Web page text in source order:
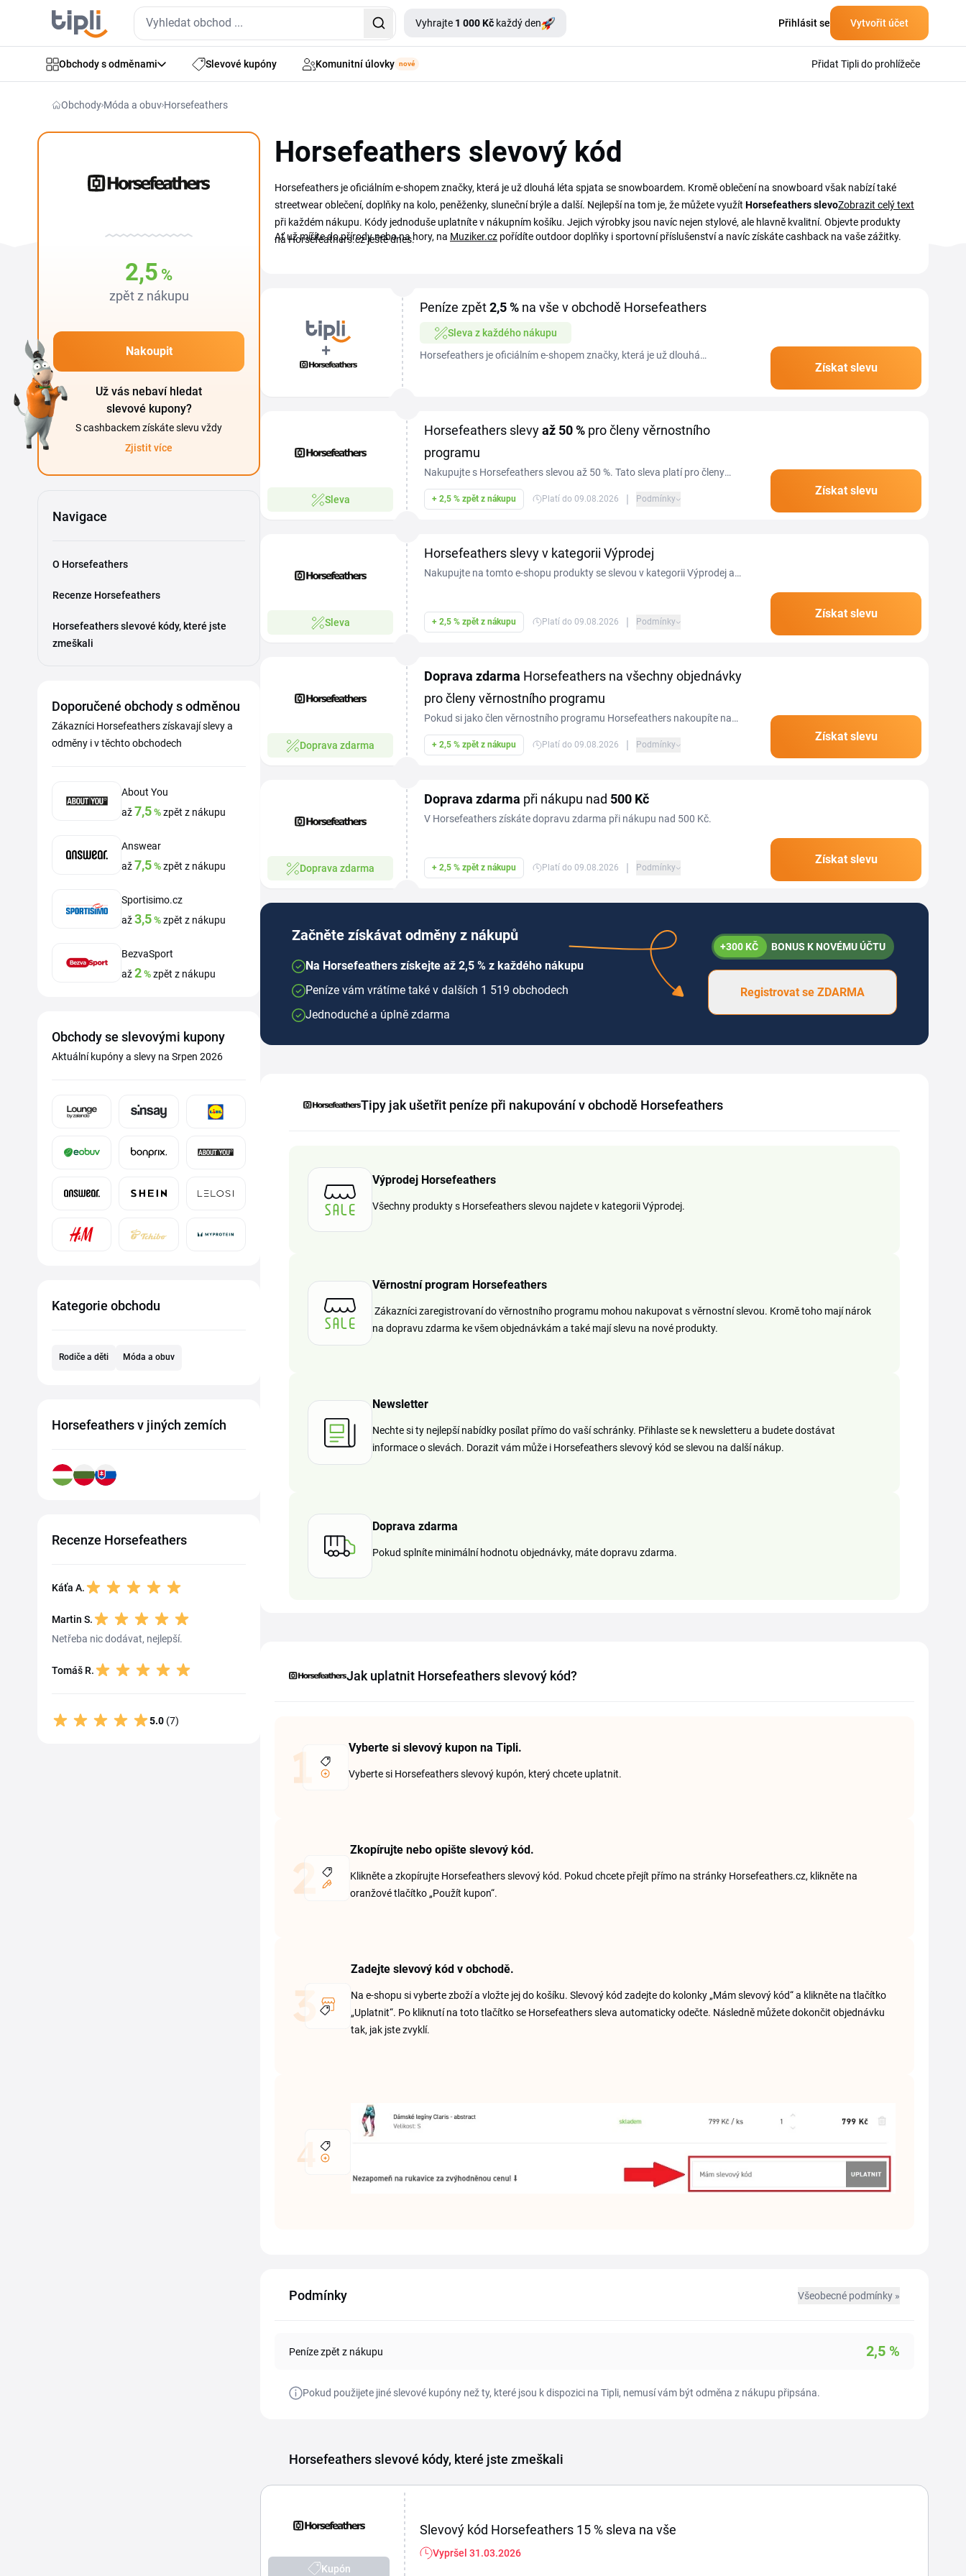
Vyhrajte 1 000 Kč každý den Přihlásit se Vytvořit účet
Obchody s odměnami Slevové kupóny Komunitní úlovky nové Přidat Tipli do prohlížeče
Obchody Móda a obuv Horsefeathers
2,5 %
zpět z nákupu
Nakoupit
Už vás nebaví hledat
slevové kupony?
S cashbackem získáte slevu vždy
Zjistit více
Navigace
O Horsefeathers
Recenze Horsefeathers
Horsefeathers slevové kódy, které jste
zmeškali
Doporučené obchody s odměnou
Zákazníci Horsefeathers získavají slevy a
odměny i v těchto obchodech
About You
až7,5%zpět z nákupu
Answear
až7,5%zpět z nákupu
Sportisimo.cz
až3,5%zpět z nákupu
BezvaSport
až2%zpět z nákupu
Obchody se slevovými kupony
Aktuální kupóny a slevy na Srpen 2026
Kategorie obchodu
Rodiče a děti Móda a obuv
Horsefeathers v jiných zemích
Recenze Horsefeathers
Káťa A.
Martin S.
Netřeba nic dodávat, nejlepší.
Tomáš R.
5.0 (7)
Horsefeathers slevový kód
Horsefeathers je oficiálním e-shopem značky, která je už dlouhá léta spjata se snowboardem. Kromě oblečení na snowboard však nabízí také
streetwear oblečení, doplňky na kolo, peněženky, sluneční brýle a další. Nejlepší na tom je, že můžete využít Horsefeathers slevový kóda ušetřit
při každém nákupu. Kódy jednoduše uplatníte v nákupním košíku. Jejich výrobky jsou navíc nejen stylové, ale hlavně kvalitní. Objevte produkty
na Horsefeathers.cz ještě dnes.
Ať už míříte do přírody nebo na hory, na Muziker.cz pořídíte outdoor doplňky i sportovní příslušenství a navíc získáte cashback na vaše zážitky.
Zobrazit celý text
Peníze zpět2,5 % na vše v obchodě Horsefeathers
Sleva z každého nákupu
Horsefeathers je oficiálním e-shopem značky, která je už dlouhá
Získat slevu
Sleva
Horsefeathers slevyaž 50 % pro členy věrnostního
programu
Nakupujte s Horsefeathers slevou až 50 %. Tato sleva platí pro členy
věrnostního programu.
+ 2,5 % zpět z nákupu Platí do 09.08.2026 | Podmínky
Získat slevu
Sleva
Horsefeathers slevy v kategorii Výprodej
Nakupujte na tomto e-shopu produkty se slevou v kategorii Výprodej a
+ 2,5 % zpět z nákupu Platí do 09.08.2026 | Podmínky
Získat slevu
Doprava zdarma
Doprava zdarma Horsefeathers na všechny objednávky
pro členy věrnostního programu
Pokud si jako člen věrnostního programu Horsefeathers nakoupíte na
tomto e-shopu, máte dopravu zdarma.
+ 2,5 % zpět z nákupu Platí do 09.08.2026 | Podmínky
Získat slevu
Doprava zdarma
Doprava zdarma při nákupu nad 500 Kč
V Horsefeathers získáte dopravu zdarma při nákupu nad 500 Kč.
+ 2,5 % zpět z nákupu Platí do 09.08.2026 | Podmínky
Získat slevu
Začněte získávat odměny z nákupů
Na Horsefeathers získejte až 2,5 % z každého nákupu
Peníze vám vrátíme také v dalších 1 519 obchodech
Jednoduché a úplně zdarma
+300 KČ BONUS K NOVÉMU ÚČTU
Registrovat se ZDARMA
Tipy jak ušetřit peníze při nakupování v obchodě Horsefeathers
Výprodej Horsefeathers
Všechny produkty s Horsefeathers slevou najdete v kategorii Výprodej.
Věrnostní program Horsefeathers
Zákazníci zaregistrovaní do věrnostního programu mohou nakupovat s věrnostní slevou. Kromě toho mají nárok
na dopravu zdarma ke všem objednávkám a také mají slevu na nové produkty.
Newsletter
Nechte si ty nejlepší nabídky posílat přímo do vaší schránky. Přihlaste se k newsletteru a budete dostávat
informace o slevách. Dorazit vám může i Horsefeathers slevový kód se slevou na další nákup.
Doprava zdarma
Pokud splníte minimální hodnotu objednávky, máte dopravu zdarma.
Jak uplatnit Horsefeathers slevový kód?
Vyberte si slevový kupon na Tipli.
Vyberte si Horsefeathers slevový kupón, který chcete uplatnit.
Zkopírujte nebo opište slevový kód.
Klikněte a zkopírujte Horsefeathers slevový kód. Pokud chcete přejít přímo na stránky Horsefeathers.cz, klikněte na
oranžové tlačítko „Použít kupon“.
Zadejte slevový kód v obchodě.
Na e-shopu si vyberte zboží a vložte jej do košíku. Slevový kód zadejte do kolonky „Mám slevový kód“ a klikněte na tlačítko
„Uplatnit“. Po kliknutí na toto tlačítko se Horsefeathers sleva automaticky odečte. Následně můžete dokončit objednávku
tak, jak jste zvyklí.
Podmínky Všeobecné podmínky »
Peníze zpět z nákupu 2,5 %
Pokud použijete jiné slevové kupóny než ty, které jsou k dispozici na Tipli, nemusí vám být odměna z nákupu připsána.
Horsefeathers slevové kódy, které jste zmeškali
Kupón
Slevový kód Horsefeathers 15 % sleva na vše
Vypršel 31.03.2026